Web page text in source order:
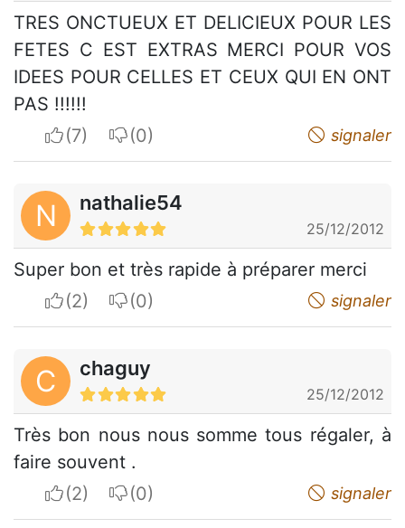
TRES ONCTUEUX ET DELICIEUX POUR LES
FETES C EST EXTRAS MERCI POUR VOS
IDEES POUR CELLES ET CEUX QUI EN ONT
PAS !!!!!!
I apreciateI do not appreciate signaler
N nathalie54
25/12/2012
Super bon et très rapide à préparer merci
I apreciateI do not appreciate signaler
C chaguy
25/12/2012
Très bon nous nous somme tous régaler, à
faire souvent .
I apreciateI do not appreciate signaler